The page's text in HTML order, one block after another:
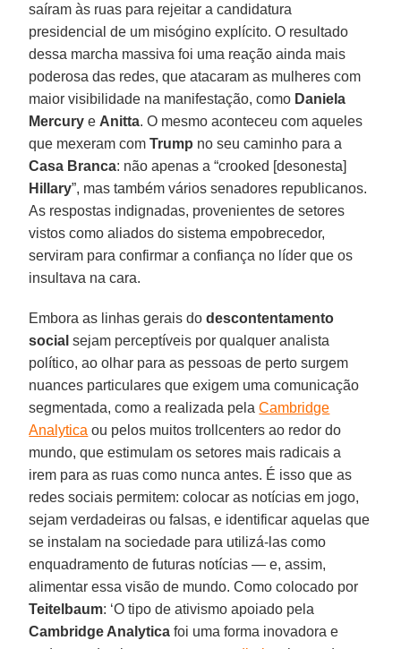
saíram às ruas para rejeitar a candidatura
presidencial de um misógino explícito. O resultado
dessa marcha massiva foi uma reação ainda mais
poderosa das redes, que atacaram as mulheres com
maior visibilidade na manifestação, como Daniela
Mercury e Anitta. O mesmo aconteceu com aqueles
que mexeram comTrump no seu caminho para a
Casa Branca: não apenas a “crooked [desonesta]
Hillary”, mas também vários senadores republicanos.
As respostas indignadas, provenientes de setores
vistos como aliados do sistema empobrecedor,
serviram para confirmar a confiança no líder que os
insultava na cara.
Embora as linhas gerais dodescontentamento
social sejam perceptíveis por qualquer analista
político, ao olhar para as pessoas de perto surgem
nuances particulares que exigem uma comunicação
segmentada, como a realizada pelaCambridge
Analytica ou pelos muitos trollcenters ao redor do
mundo, que estimulam os setores mais radicais a
irem para as ruas como nunca antes. É isso que as
redes sociais permitem: colocar as notícias em jogo,
sejam verdadeiras ou falsas, e identificar aquelas que
se instalam na sociedade para utilizá-las como
enquadramento de futuras notícias — e, assim,
alimentar essa visão de mundo. Como colocado por
Teitelbaum: ‘O tipo de ativismo apoiado pela
Cambridge Analytica foi uma forma inovadora e